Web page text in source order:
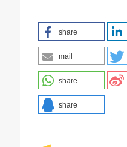
share
mail
share
share